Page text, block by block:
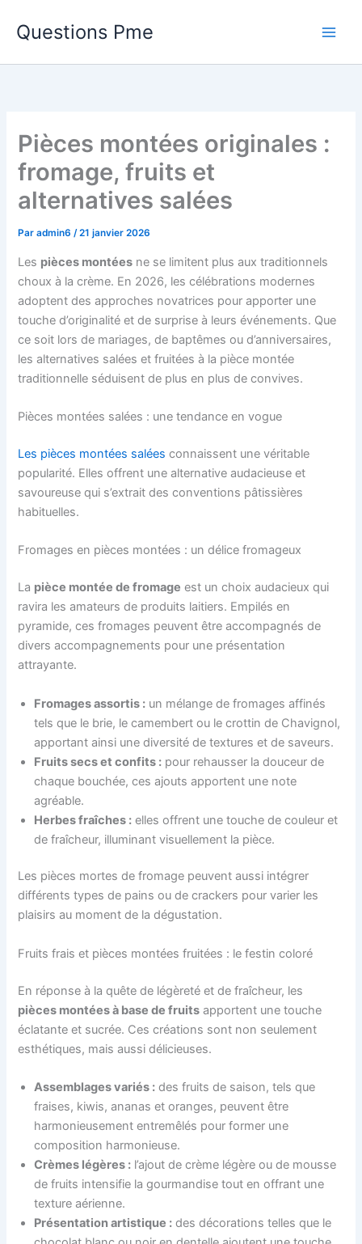
Questions Pme
Pièces montées originales :
fromage, fruits et
alternatives salées
Paradmin6/21 janvier 2026
Les pièces montées ne se limitent plus aux traditionnels
choux à la crème. En 2026, les célébrations modernes
adoptent des approches novatrices pour apporter une
touche d’originalité et de surprise à leurs événements. Que
ce soit lors de mariages, de baptêmes ou d’anniversaires,
les alternatives salées et fruitées à la pièce montée
traditionnelle séduisent de plus en plus de convives.
Pièces montées salées : une tendance en vogue
Les pièces montées salées connaissent une véritable
popularité. Elles offrent une alternative audacieuse et
savoureuse qui s’extrait des conventions pâtissières
habituelles.
Fromages en pièces montées : un délice fromageux
La pièce montée de fromage est un choix audacieux qui
ravira les amateurs de produits laitiers. Empilés en
pyramide, ces fromages peuvent être accompagnés de
divers accompagnements pour une présentation
attrayante.
Fromages assortis : un mélange de fromages affinés
tels que le brie, le camembert ou le crottin de Chavignol,
apportant ainsi une diversité de textures et de saveurs.
Fruits secs et confits : pour rehausser la douceur de
chaque bouchée, ces ajouts apportent une note
agréable.
Herbes fraîches : elles offrent une touche de couleur et
de fraîcheur, illuminant visuellement la pièce.
Les pièces mortes de fromage peuvent aussi intégrer
différents types de pains ou de crackers pour varier les
plaisirs au moment de la dégustation.
Fruits frais et pièces montées fruitées : le festin coloré
En réponse à la quête de légèreté et de fraîcheur, les
pièces montées à base de fruits apportent une touche
éclatante et sucrée. Ces créations sont non seulement
esthétiques, mais aussi délicieuses.
Assemblages variés : des fruits de saison, tels que
fraises, kiwis, ananas et oranges, peuvent être
harmonieusement entremêlés pour former une
composition harmonieuse.
Crèmes légères : l’ajout de crème légère ou de mousse
de fruits intensifie la gourmandise tout en offrant une
texture aérienne.
Présentation artistique : des décorations telles que le